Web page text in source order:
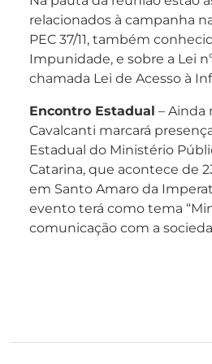
relacionados à campanha
PEC 37/11, também
Impunidade, e sobre a Lei nº
chamada Lei de Acesso à
Encontro Estadual – Ainda
Cavalcanti marcará
Estadual do Ministério
Catarina, que acontece de
em Santo Amaro da
evento terá como tema
comunicação com a